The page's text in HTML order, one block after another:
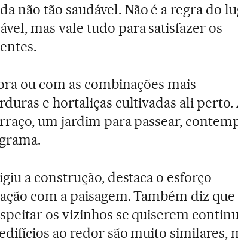
não tão saudável. Não é a regra do
mas vale tudo para satisfazer os
ou com as combinações mais
e hortaliças cultivadas ali perto.
um jardim para passear,
a construção, destaca o esforço
com a paisagem. Também diz que
os vizinhos se quiserem
ao redor são muito similares,